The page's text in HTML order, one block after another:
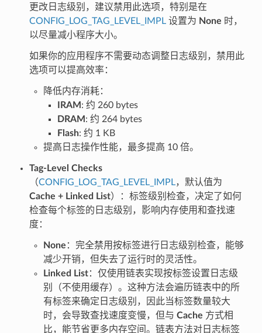
更改日志级别，建议禁用此选项，特别是在
CONFIG_LOG_TAG_LEVEL_IMPL设置为 None 时，
以尽量减小程序大小。
如果你的应用程序不需要动态调整日志级别，禁用此
选项可以提高效率：
降低内存消耗：
IRAM : 约 260 bytes
DRAM : 约 264 bytes
Flash: 约 1 KB
提高日志操作性能，最多提高 10 倍。
Tag-Level Checks
（CONFIG_LOG_TAG_LEVEL_IMPL，默认值为
Cache + Linked List）：标签级别检查，决定了如何
检查每个标签的日志级别，影响内存使用和查找速
度：
None ：完全禁用按标签进行日志级别检查，能够
减少开销，但失去了运行时的灵活性。
Linked List：仅使用链表实现按标签设置日志级
别（不使用缓存）。这种方法会遍历链表中的所
有标签来确定日志级别，因此当标签数量较大
时，会导致查找速度变慢，但与 Cache 方式相
比，能节省更多内存空间。链表方法对日志标签